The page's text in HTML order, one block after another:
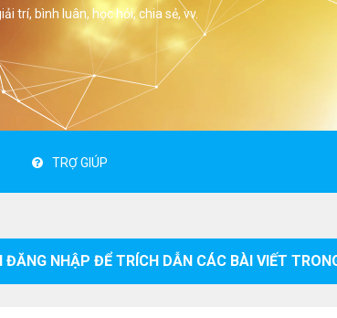
trí, bình luân, học hỏi, chia sẻ, vv.
TRỢ GIÚP
ĐĂNG NHẬP ĐỂ TRÍCH DẪN CÁC BÀI VIẾT